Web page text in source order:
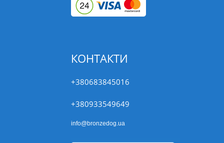
КОНТАКТИ
+380683845016
+380933549649
info@bronzedog.ua